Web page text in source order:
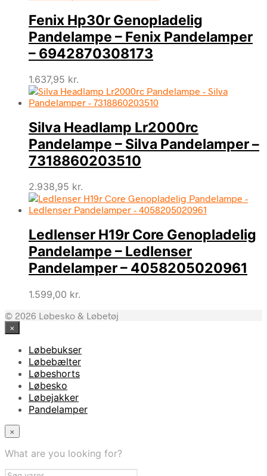
Fenix Hp30r Genopladelig
Pandelampe – Fenix Pandelamper
– 6942870308173
1.637,95 kr.
Silva Headlamp Lr2000rc
Pandelampe – Silva Pandelamper –
7318860203510
2.938,95 kr.
Ledlenser H19r Core Genopladelig
Pandelampe – Ledlenser
Pandelamper – 4058205020961
1.599,00 kr.
© 2026 Løbesko & Løbetøj
×
Løbebukser
Løbebælter
Løbeshorts
Løbesko
Løbejakker
Pandelamper
×
What are you looking for?